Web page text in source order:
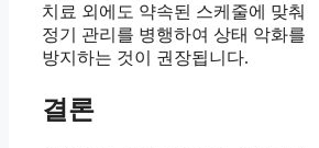
치료 외에도 약속된 스케줄에 맞춰
정기 관리를 병행하여 상태 악화를
방지하는 것이 권장됩니다.
결론